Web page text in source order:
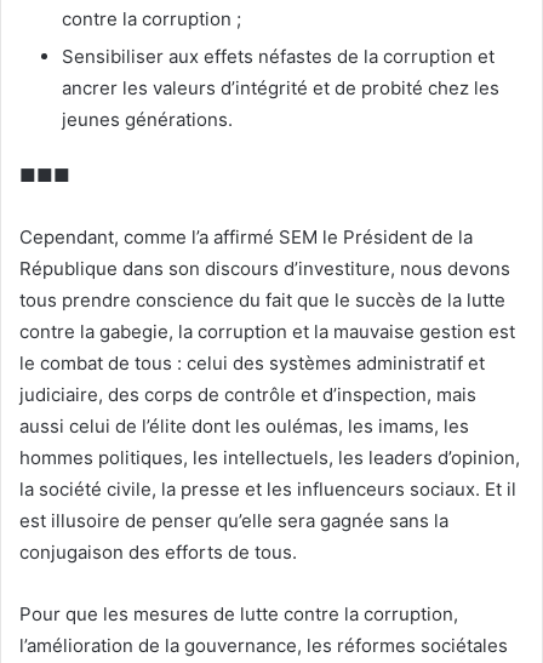
contre la corruption ;
Sensibiliser aux effets néfastes de la corruption et
ancrer les valeurs d’intégrité et de probité chez les
jeunes générations.
■■■
Cependant, comme l’a affirmé SEM le Président de la
République dans son discours d’investiture, nous devons
tous prendre conscience du fait que le succès de la lutte
contre la gabegie, la corruption et la mauvaise gestion est
le combat de tous : celui des systèmes administratif et
judiciaire, des corps de contrôle et d’inspection, mais
aussi celui de l’élite dont les oulémas, les imams, les
hommes politiques, les intellectuels, les leaders d’opinion,
la société civile, la presse et les influenceurs sociaux. Et il
est illusoire de penser qu’elle sera gagnée sans la
conjugaison des efforts de tous.
Pour que les mesures de lutte contre la corruption,
l’amélioration de la gouvernance, les réformes sociétales